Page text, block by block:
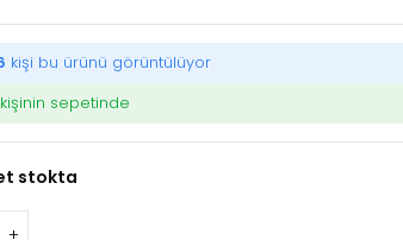
kişi bu ürünü görüntülüyor
kişinin sepetinde
stokta